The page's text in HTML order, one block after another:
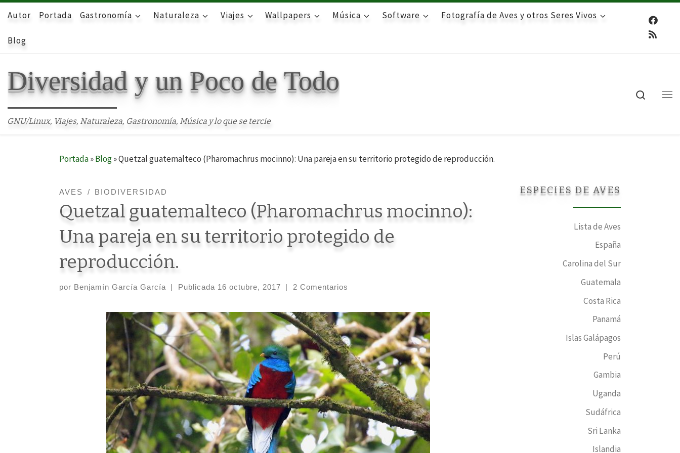
Skip to content
Autor Portada Gastronomía Naturaleza Viajes Wallpapers Música Software Fotografía de Aves y otros Seres Vivos
Blog
Diversidad y un Poco de Todo
GNU/Linux, Viajes, Naturaleza, Gastronomía, Música y lo que se tercie
Search
Portada»Blog»Quetzal guatemalteco (Pharomachrus mocinno): Una pareja en su territorio protegido de reproducción.
AVES BIODIVERSIDAD
Quetzal guatemalteco (Pharomachrus mocinno):
Una pareja en su territorio protegido de
reproducción.
por Benjamín García García | Publicada 16 octubre, 2017 | 2 Comentarios
ESPECIES DE AVES
Lista de Aves
España
Carolina del Sur
Guatemala
Costa Rica
Panamá
Islas Galápagos
Perú
Gambia
Uganda
Sudáfrica
Sri Lanka
Islandia